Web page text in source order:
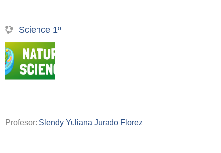
Science 1º
Profesor: Slendy Yuliana Jurado Florez